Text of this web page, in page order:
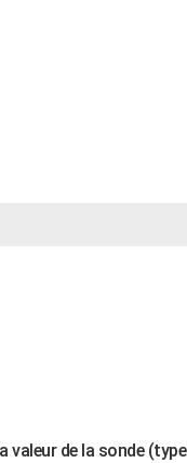
valeur de la sonde (type